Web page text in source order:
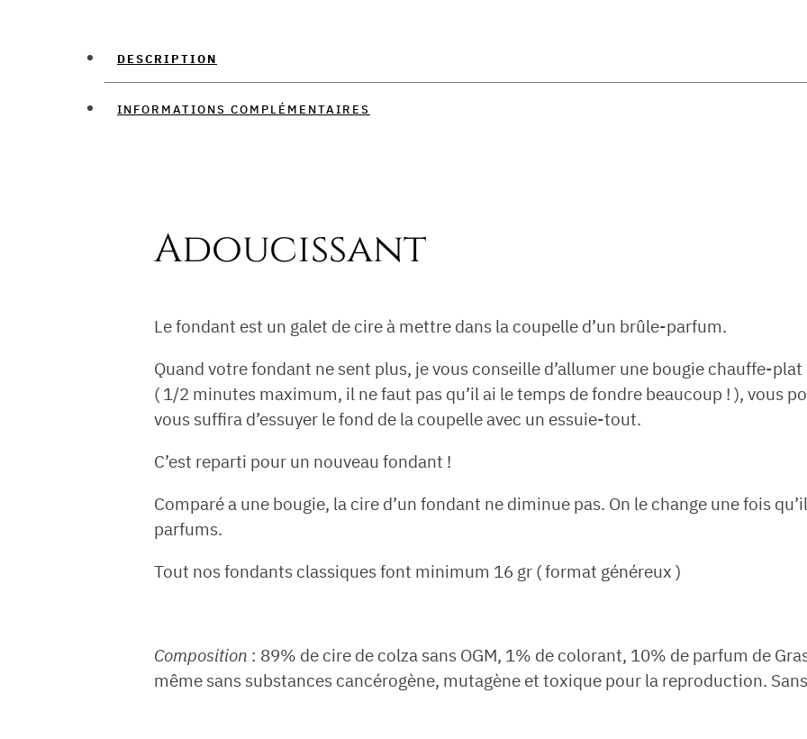
DESCRIPTION
INFORMATIONS COMPLÉMENTAIRES
Adoucissant
Le fondant est un galet de cire à mettre dans la coupelle d’un brûle-parfum.
Quand votre fondant ne sent plus, je vous conseille d’allumer une bougie chauffe-
( 1/2 minutes maximum, il ne faut pas qu’il ai le temps de fondre beaucoup ! ), vous
vous suffira d’essuyer le fond de la coupelle avec un essuie-tout.
C’est reparti pour un nouveau fondant !
Comparé a une bougie, la cire d’un fondant ne diminue pas. On le change une fois
parfums.
Tout nos fondants classiques font minimum 16 gr ( format généreux )
Composition : 89% de cire de colza sans OGM, 1% de colorant, 10% de parfum de
même sans substances cancérogène, mutagène et toxique pour la reproduction.